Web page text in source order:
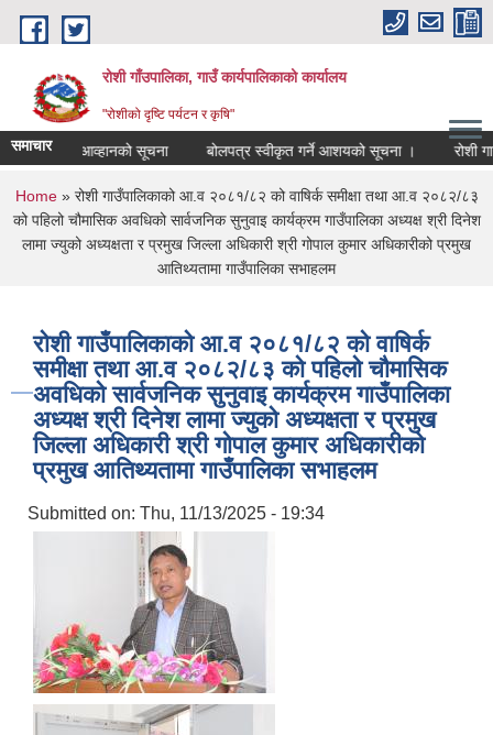
Skip to main content
रोशी गाँउपालिका, गाउँ कार्यपालिकाको कार्यालय
"रोशीको दृष्टि पर्यटन र कृषि"
समाचारआव्हानको सूचना बोलपत्र स्वीकृत गर्ने आशयको सूचना । रोशी
You are here
Home» रोशी गाउँपालिकाको आ.व २०८१/८२ को वाषिर्क समीक्षा तथा आ.व २०८२/८३
को पहिलो चौमासिक अवधिको सार्वजनिक सुनुवाइ कार्यक्रम गाउँपालिका अध्यक्ष श्री दिनेश
लामा ज्युको अध्यक्षता र प्रमुख जिल्ला अधिकारी श्री गोपाल कुमार अधिकारीको प्रमुख
आतिथ्यतामा गाउँपालिका सभाहलम
रोशी गाउँपालिकाको आ.व २०८१/८२ को वाषिर्क
समीक्षा तथा आ.व २०८२/८३ को पहिलो चौमासिक
अवधिको सार्वजनिक सुनुवाइ कार्यक्रम गाउँपालिका
अध्यक्ष श्री दिनेश लामा ज्युको अध्यक्षता र प्रमुख
जिल्ला अधिकारी श्री गोपाल कुमार अधिकारीको
प्रमुख आतिथ्यतामा गाउँपालिका सभाहलम
Submitted on: Thu, 11/13/2025 - 19:34